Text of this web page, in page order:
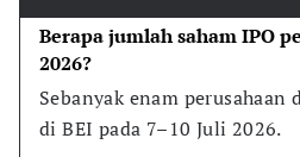
Berapa jumlah saham IPO
2026?
Sebanyak enam
di BEI pada 7–10 Juli 2026.